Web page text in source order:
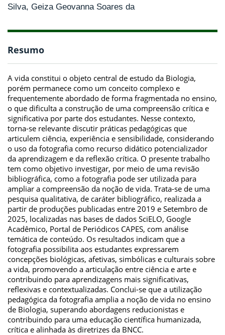
Silva, Geiza Geovanna Soares da
Resumo
A vida constitui o objeto central de estudo da Biologia,
porém permanece como um conceito complexo e
frequentemente abordado de forma fragmentada no ensino,
o que dificulta a construção de uma compreensão crítica e
significativa por parte dos estudantes. Nesse contexto,
torna-se relevante discutir práticas pedagógicas que
articulem ciência, experiência e sensibilidade, considerando
o uso da fotografia como recurso didático potencializador
da aprendizagem e da reflexão crítica. O presente trabalho
tem como objetivo investigar, por meio de uma revisão
bibliográfica, como a fotografia pode ser utilizada para
ampliar a compreensão da noção de vida. Trata-se de uma
pesquisa qualitativa, de caráter bibliográfico, realizada a
partir de produções publicadas entre 2019 e Setembro de
2025, localizadas nas bases de dados SciELO, Google
Acadêmico, Portal de Periódicos CAPES, com análise
temática de conteúdo. Os resultados indicam que a
fotografia possibilita aos estudantes expressarem
concepções biológicas, afetivas, simbólicas e culturais sobre
a vida, promovendo a articulação entre ciência e arte e
contribuindo para aprendizagens mais significativas,
reflexivas e contextualizadas. Conclui-se que a utilização
pedagógica da fotografia amplia a noção de vida no ensino
de Biologia, superando abordagens reducionistas e
contribuindo para uma educação científica humanizada,
crítica e alinhada às diretrizes da BNCC.